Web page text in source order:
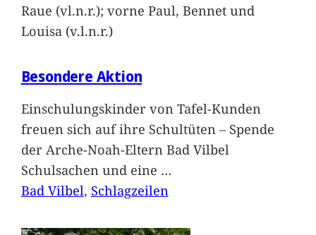
Raue (vl.n.r.); vorne Paul, Bennet und
Louisa (v.l.n.r.)
Besondere Aktion
Einschulungskinder von Tafel-Kunden
freuen sich auf ihre Schultüten – Spende
der Arche-Noah-Eltern Bad Vilbel
Schulsachen und eine …
Bad Vilbel, Schlagzeilen